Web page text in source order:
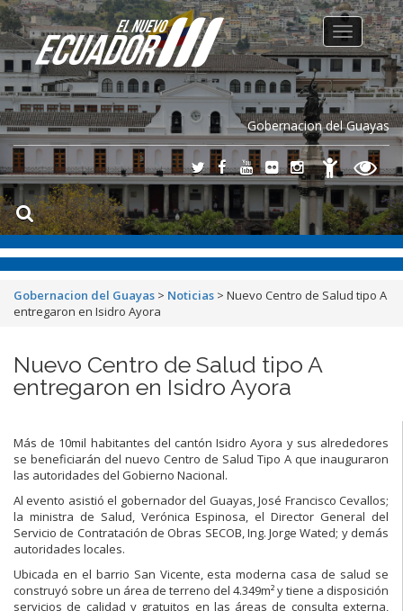
Gobernacion del Guayas
Toggle
navigation
Gobernacion del Guayas > Noticias > Nuevo Centro de Salud tipo A
entregaron en Isidro Ayora
Nuevo Centro de Salud tipo A
entregaron en Isidro Ayora
Más de 10mil habitantes del cantón Isidro Ayora y sus alrededores
se beneficiarán del nuevo Centro de Salud Tipo A que inauguraron
las autoridades del Gobierno Nacional.
Al evento asistió el gobernador del Guayas, José Francisco Cevallos;
la ministra de Salud, Verónica Espinosa, el Director General del
Servicio de Contratación de Obras SECOB, Ing. Jorge Wated; y demás
autoridades locales.
Ubicada en el barrio San Vicente, esta moderna casa de salud se
construyó sobre un área de terreno del 4.349m² y tiene a disposición
servicios de calidad y gratuitos en las áreas de consulta externa,